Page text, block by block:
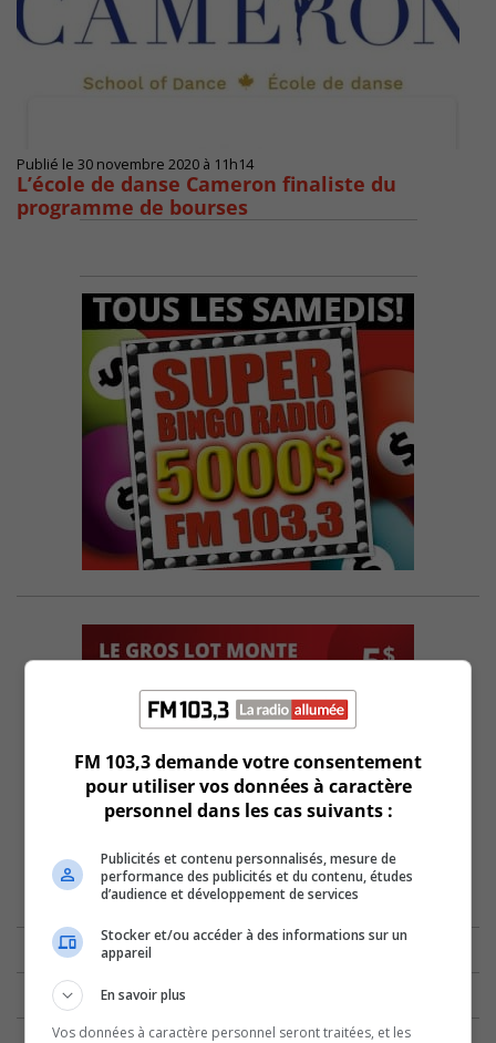
Publié le 30 novembre 2020 à 11h14
L’école de danse Cameron finaliste du
programme de bourses
FM 103,3 demande votre consentement
pour utiliser vos données à caractère
personnel dans les cas suivants :
Publicités et contenu personnalisés, mesure de
performance des publicités et du contenu, études
d’audience et développement de services
Stocker et/ou accéder à des informations sur un
appareil
En savoir plus
Vos données à caractère personnel seront traitées, et les